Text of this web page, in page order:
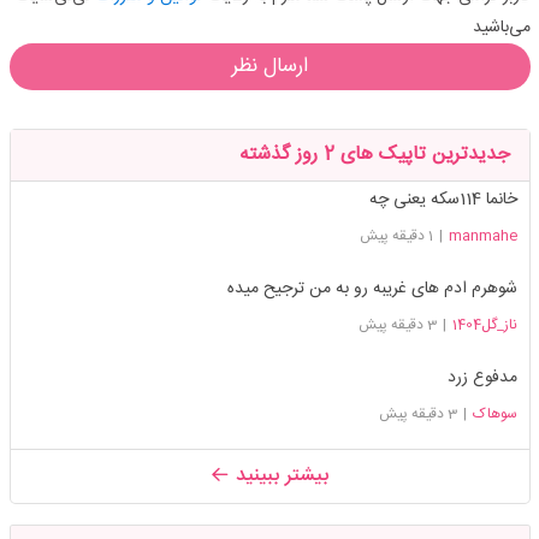
می‌باشید
ارسال نظر
جدیدترین تاپیک های 2 روز گذشته
خانما 114سکه یعنی چه
manmahe
| 1 دقیقه پیش
شوهرم ادم های غریبه رو به من ترجیح میده
ناز_گل1404 | 3 دقیقه پیش
مدفوع زرد
سوهاک | 3 دقیقه پیش
بیشتر ببینید